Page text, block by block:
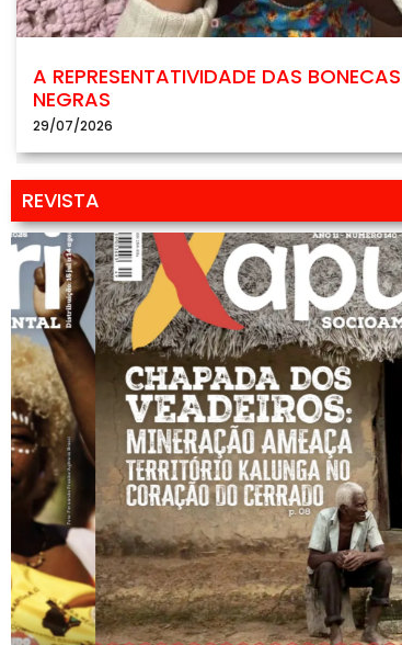
A REPRESENTATIVIDADE DAS BONECAS
NEGRAS
29/07/2026
REVISTA